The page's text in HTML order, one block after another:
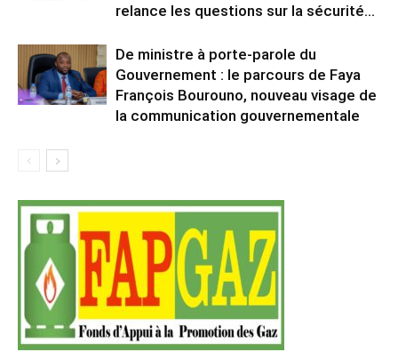
relance les questions sur la sécurité...
De ministre à porte-parole du
Gouvernement : le parcours de Faya
François Bourouno, nouveau visage de
la communication gouvernementale